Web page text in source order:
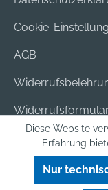
Cookie-
AGB
Versand &
Diese Website
Erfahrung
Nur